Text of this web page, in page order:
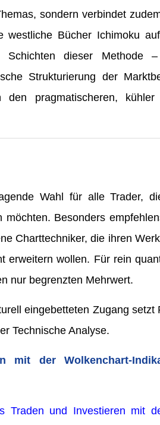
sondern verbindet
westliche Bücher Ichimoku
Schichten dieser Methode
Strukturierung der
pragmatischeren, kühler
Wahl für alle Trader,
möchten. Besonders
Charttechniker, die ihren
erweitern wollen. Für rein
nur begrenzten Mehrwert.
eingebetteten Zugang setzt
Technische Analyse.
mit der Wolkenchart-
Traden und Investieren mit